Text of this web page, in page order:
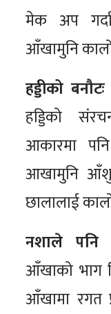
मेक अप
आँखामुनि कालो
हड्डीको बनौटः
हड्डिको
आकारमा
आखामुनि
छालालाई
नशाले पनि
आँखाको भाग
आँखामा रगत